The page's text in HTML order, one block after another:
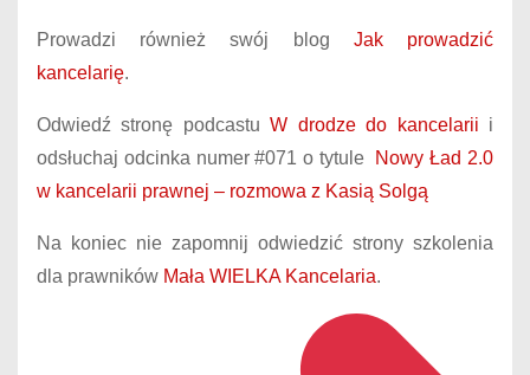
Prowadzi również swój blog Jak prowadzić
kancelarię.
Odwiedź stronę podcastuW drodze do kancelarii i
odsłuchaj odcinka numer #071 o tytule
Nowy Ład 2.0
w kancelarii prawnej – rozmowa z Kasią Solgą
Na koniec nie zapomnij odwiedzić strony szkolenia
dla prawników Mała WIELKA Kancelaria.